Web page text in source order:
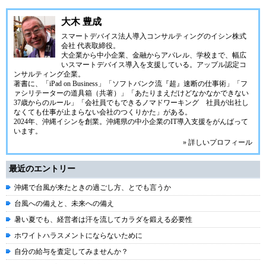
大木 豊成
スマートデバイス法人導入コンサルティングのイシン株式
会社 代表取締役。
大企業から中小企業、金融からアパレル、学校まで、幅広
いスマートデバイス導入を支援している。アップル認定コ
ンサルティング企業。
著書に、「iPad on Business」「ソフトバンク流『超』速断の仕事術」「フ
ァシリテーターの道具箱（共著）」「あたりまえだけどなかなかできない
37歳からのルール」「会社員でもできるノマドワーキング 社員が出社し
なくても仕事が止まらない会社のつくりかた」がある。
2024年、 沖縄イシンを創業。沖縄県の中小企業のIT導入支援をがんばって
います。
» 詳しいプロフィール
最近のエントリー
沖縄で台風が来たときの過ごし方、とでも言うか
台風への備えと、未来への備え
暑い夏でも、経営者は汗を流してカラダを鍛える必要性
ホワイトハラスメントにならないために
自分の給与を査定してみませんか？